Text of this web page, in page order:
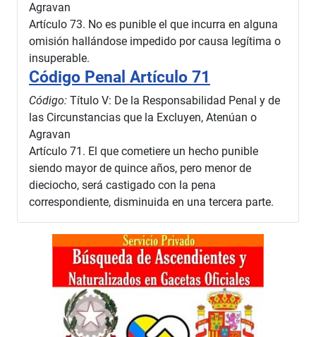
Agravan
Artículo 73. No es punible el que incurra en alguna
omisión hallándose impedido por causa legítima o
insuperable.
Código Penal Artículo 71
Código: Título V: De la Responsabilidad Penal y de
las Circunstancias que la Excluyen, Atenúan o
Agravan
Artículo 71. El que cometiere un hecho punible
siendo mayor de quince años, pero menor de
dieciocho, será castigado con la pena
correspondiente, disminuida en una tercera parte.